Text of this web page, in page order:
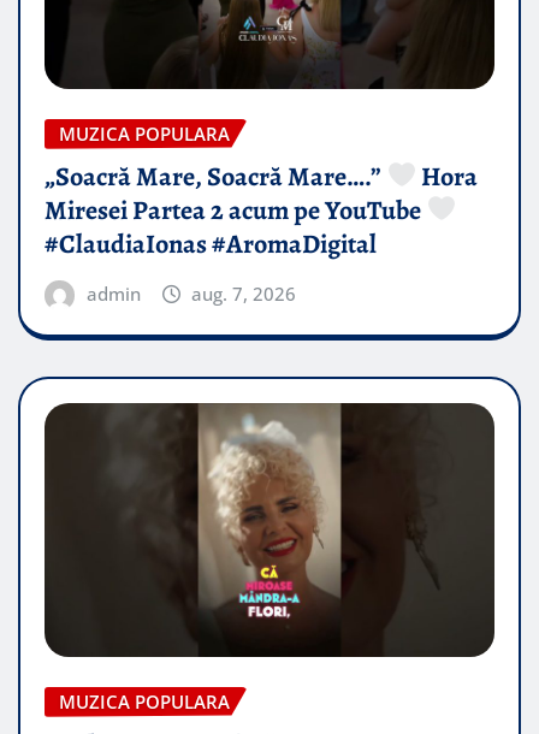
MUZICA POPULARA
„Soacră Mare, Soacră Mare….”
Hora
Miresei Partea 2 acum pe YouTube
#ClaudiaIonas #AromaDigital
admin aug. 7, 2026
MUZICA POPULARA